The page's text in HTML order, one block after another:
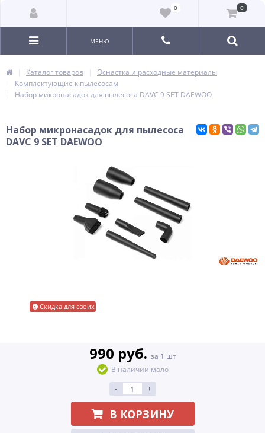
0 0
МЕНЮ
Каталог товаров
Оснастка и расходные материалы
Комплектующие к пылесосам
Набор микронасадок для пылесоса DAVC 9 SET DAEWOO
Набор микронасадок для пылесоса
DAVC 9 SET DAEWOO
Скидка для своих
990 руб. за 1 шт
В наличии мало
-
+
В КОРЗИНУ